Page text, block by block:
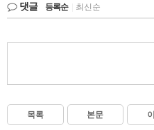
댓글 등록순 최신순
목록 본문